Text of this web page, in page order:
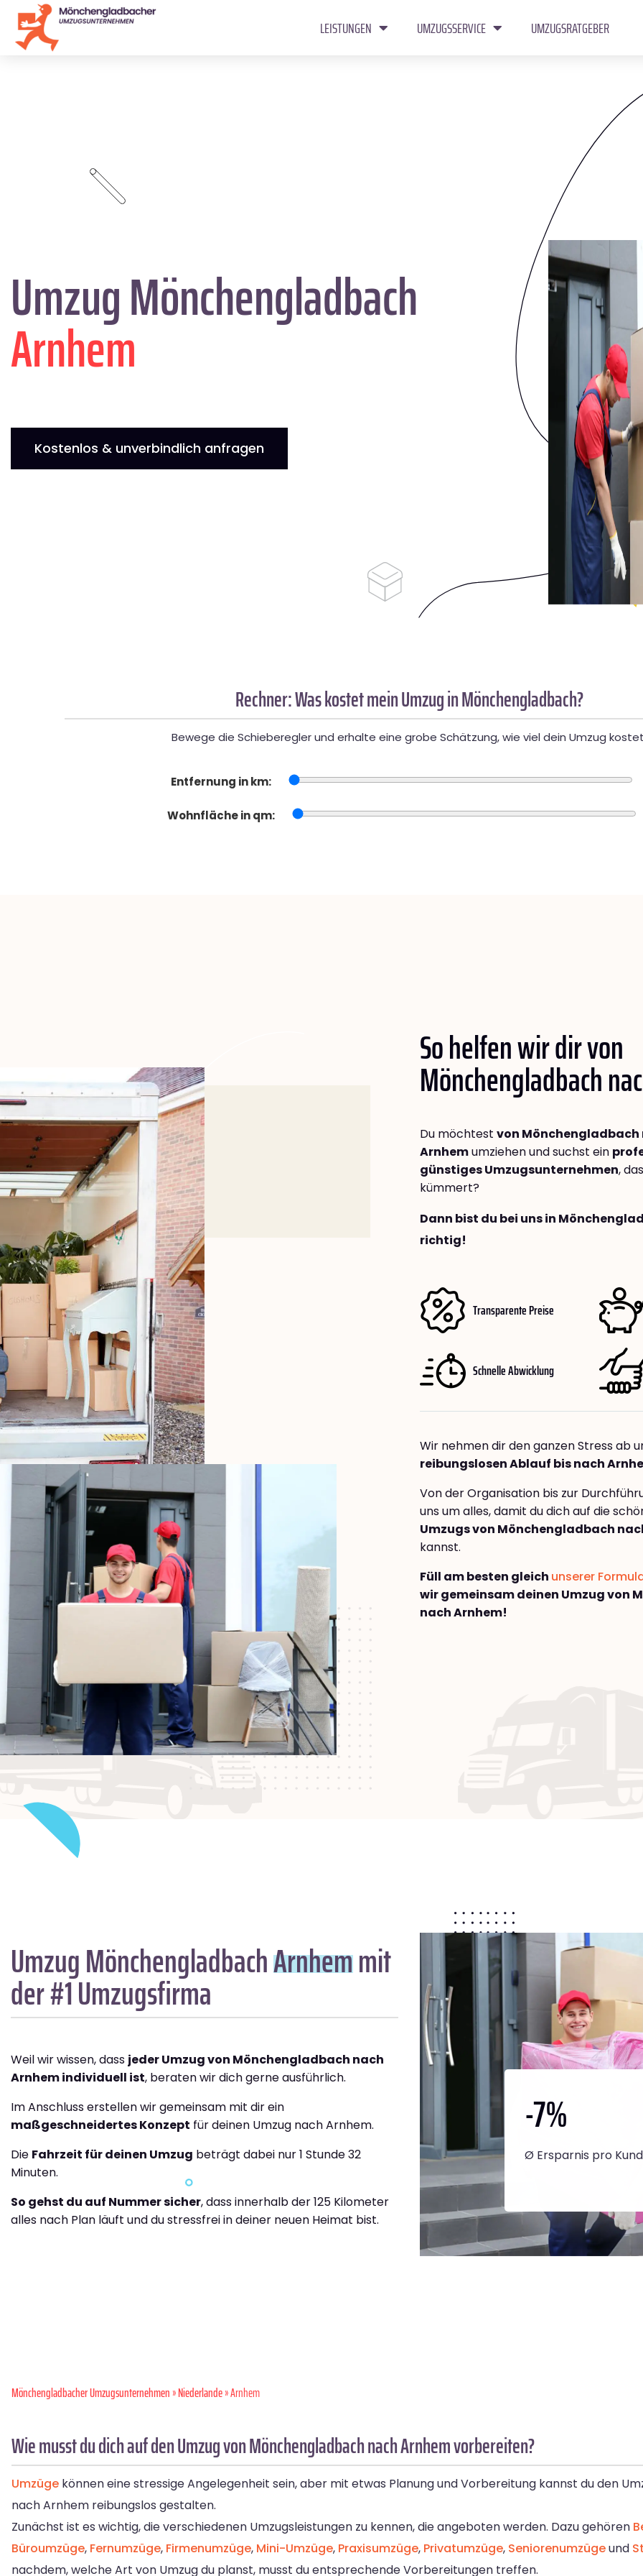
LEISTUNGEN UMZUGSSERVICE UMZUGSRATGEBER
Umzug Mönchengladbach
Arnhem
Kostenlos & unverbindlich anfragen
Rechner: Was kostet mein Umzug in Mönchengladbach?
Bewege die Schieberegler und erhalte eine grobe Schätzung, wie viel dein Umzug
Entfernung in km:
Wohnfläche in qm:
So helfen wir dir von
Mönchengladbach
Du möchtest von Mönchengladbach
Arnhemumziehen und suchst ein
günstiges Umzugsunternehmen,
kümmert?
Dann bist du bei uns in
richtig!
Transparente Preise
Schnelle Abwicklung
Wir nehmen dir den ganzen Stress ab
reibungslosen Ablauf bis nach
Von der Organisation bis zur
uns um alles, damit du dich auf die
Umzugs von Mönchengladbach
kannst.
Füll am besten gleich unserer
wir gemeinsam deinen Umzug von
nach Arnhem!
Umzug MönchengladbachArnhemmit
der #1 Umzugsfirma
Weil wir wissen, dass jeder Umzug von Mönchengladbach nach
Arnhem individuell ist, beraten wir dich gerne ausführlich.
Im Anschluss erstellen wir gemeinsam mit dir ein
maßgeschneidertes Konzept für deinen Umzug nach Arnhem.
Die Fahrzeit für deinen Umzug beträgt dabei nur 1 Stunde 32
Minuten.
So gehst du auf Nummer sicher, dass innerhalb der 125 Kilometer
alles nach Plan läuft und du stressfrei in deiner neuen Heimat bist.
-7%
Ø Ersparnis pro
Mönchen­gladbacher Umzugsunternehmen»Niederlande» Arnhem
Wie musst du dich auf den Umzug von Mönchengladbach nach Arnhem vorbereiten?
Umzüge können eine stressige Angelegenheit sein, aber mit etwas Planung und Vorbereitung kannst du den
nach Arnhem reibungslos gestalten.
Zunächst ist es wichtig, die verschiedenen Umzugsleistungen zu kennen, die angeboten werden. Dazu gehören
Büroumzüge, Fernumzüge, Firmenumzüge, Mini-Umzüge, Praxisumzüge, Privatumzüge, Seniorenumzügeund
nachdem, welche Art von Umzug du planst, musst du entsprechende Vorbereitungen treffen.